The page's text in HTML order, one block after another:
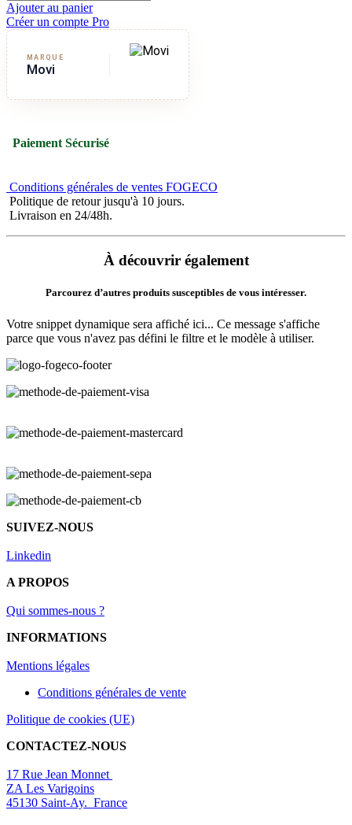
Ajouter au panier
Créer un compte Pro
MARQUE
Movi
Paiement Sécurisé
Conditions générales de ventes FOGECO
Politique de retour jusqu'à 10 jours.
Livraison en 24/48h.
À découvrir également
Parcourez d’autres produits susceptibles de vous intéresser.
Votre snippet dynamique sera affiché ici... Ce message s'affiche
parce que vous n'avez pas défini le filtre et le modèle à utiliser.
SUIVEZ-NOUS
Linkedin
A PROPOS
Qui sommes-nous ?
INFORMATIONS
Mentions légales
Conditions générales de vente
Politique de cookies (UE)
CONTACTEZ-NOUS
17 Rue Jean Monnet
ZA Les Varigoins
45130 Saint-Ay. France